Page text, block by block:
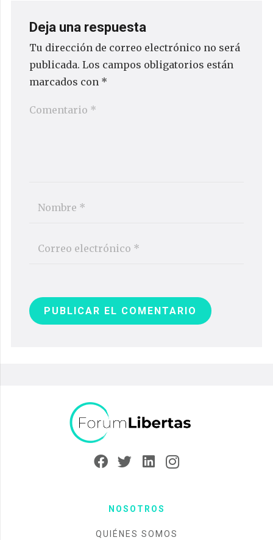
Deja una respuesta
Tu dirección de correo electrónico no será
publicada. Los campos obligatorios están
marcados con *
PUBLICAR EL COMENTARIO
NOSOTROS
QUIÉNES SOMOS